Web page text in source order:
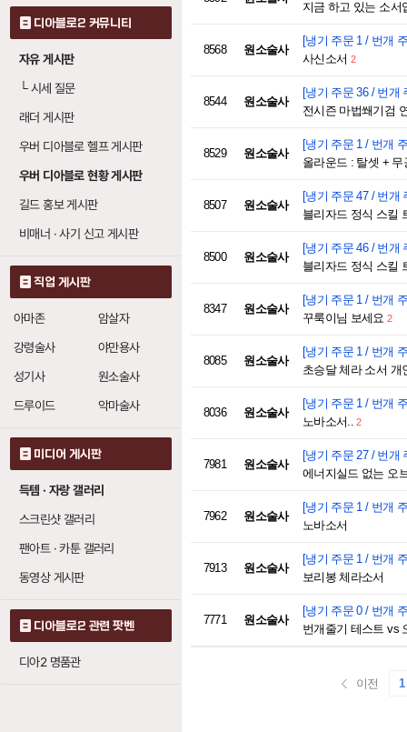
디아블로2 커뮤니티
자유 게시판
└시세 질문
래더 게시판
우버 디아블로 헬프 게시판
우버 디아블로 현황 게시판
길드 홍보 게시판
비매너 · 사기 신고 게시판
직업 게시판
아마존
암살자
강령술사
야만용사
성기사
원소술사
드루이드
악마술사
미디어 게시판
득템 · 자랑 갤러리
스크린샷 갤러리
팬아트 · 카툰 갤러리
동영상 게시판
디아블로2 관련 팟벤
디아2 명품관
지금 하고 있는 소서
8568 원소술사
[냉기 주문 1 / 번개
사신소서 2
8544 원소술사
[냉기 주문 36 / 번개
전시즌 마법쐐기검
8529 원소술사
[냉기 주문 1 / 번개
올라운드 : 탈셋 + 무
8507 원소술사
[냉기 주문 47 / 번개
블리자드 정식 스킬
8500 원소술사
[냉기 주문 46 / 번개
블리자드 정식 스킬
8347 원소술사
[냉기 주문 1 / 번개
꾸룩이님 보세요 2
8085 원소술사
[냉기 주문 1 / 번개
초승달 체라 소서 개
8036 원소술사
[냉기 주문 1 / 번개
노바소서.. 2
7981 원소술사
[냉기 주문 27 / 번개
에너지실드 없는 오
7962 원소술사
[냉기 주문 1 / 번개
노바소서
7913 원소술사
[냉기 주문 1 / 번개
보리봉 체라소서
7771 원소술사
[냉기 주문 0 / 번개
번개줄기 테스트 vs
이전 1